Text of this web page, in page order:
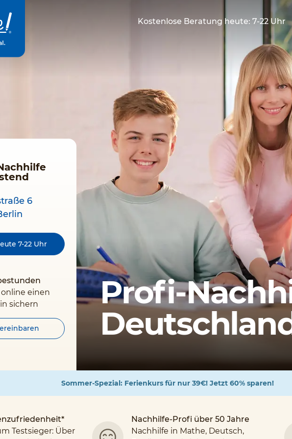
Kostenlose Beratung heute: 7-22 Uhr
Profi-
6
einen
sichern
7-22 Uhr
Sommer-Spezial: Ferienkurs für nur 39€! Jetzt 60% sparen!
Testsieger: Über
Nachhilfe-Profi über 50 Jahre
Nachhilfe in Mathe, Deutsch,